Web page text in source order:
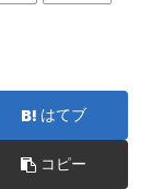
はてブ
コピー